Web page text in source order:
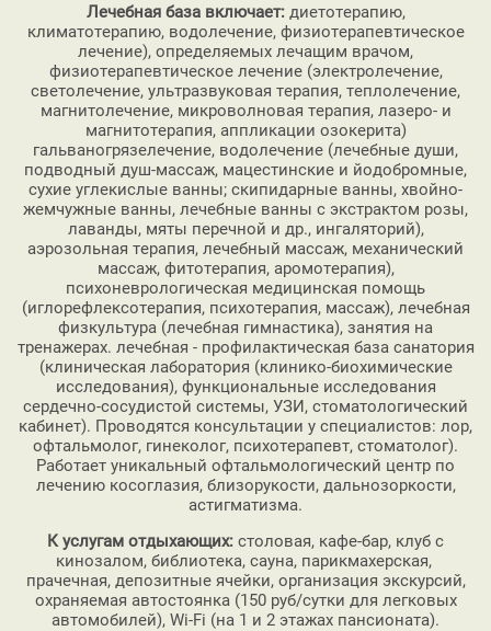
Лечебная база включает:диетотерапию,
климатотерапию, водолечение, физиотерапевтическое
лечение), определяемых лечащим врачом,
физиотерапевтическое лечение (электролечение,
светолечение, ультразвуковая терапия, теплолечение,
магнитолечение, микроволновая терапия, лазеро- и
магнитотерапия, аппликации озокерита)
гальваногрязелечение, водолечение (лечебные души,
подводный душ-массаж, мацестинские и йодобромные,
сухие углекислые ванны; скипидарные ванны, хвойно-
жемчужные ванны, лечебные ванны с экстрактом розы,
лаванды, мяты перечной и др., ингаляторий),
аэрозольная терапия, лечебный массаж, механический
массаж, фитотерапия, аромотерапия),
психоневрологическая медицинская помощь
(иглорефлексотерапия, психотерапия, массаж), лечебная
физкультура (лечебная гимнастика), занятия на
тренажерах. лечебная - профилактическая база санатория
(клиническая лаборатория (клинико-биохимические
исследования), функциональные исследования
сердечно-сосудистой системы, УЗИ, стоматологический
кабинет). Проводятся консультации у специалистов: лор,
офтальмолог, гинеколог, психотерапевт, стоматолог).
Работает уникальный офтальмологический центр по
лечению косоглазия, близорукости, дальнозоркости,
астигматизма.
К услугам отдыхающих: столовая, кафе-бар, клуб с
кинозалом, библиотека, сауна, парикмахерская,
прачечная, депозитные ячейки, организация экскурсий,
охраняемая автостоянка (150 руб/сутки для легковых
автомобилей), Wi-Fi (на 1 и 2 этажах пансионата).